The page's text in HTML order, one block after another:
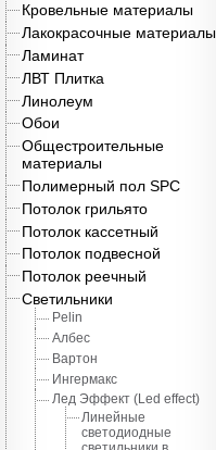
Кровельные материалы
Лакокрасочные материалы
Ламинат
ЛВТ Плитка
Линолеум
Обои
Общестроительные
материалы
Полимерный пол SPC
Потолок грильято
Потолок кассетный
Потолок подвесной
Потолок реечный
Светильники
Pelin
Албес
Вартон
Ингермакс
Лед Эффект (Led effect)
Линейные
светодиодные